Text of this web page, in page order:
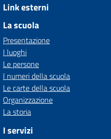
Link esterni
La scuola
Presentazione
I luoghi
Le persone
I numeri della scuola
Le carte della scuola
Organizzazione
La storia
I servizi